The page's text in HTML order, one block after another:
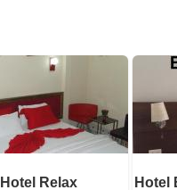
Hotel Relax
9 avis
Détails
Hotel